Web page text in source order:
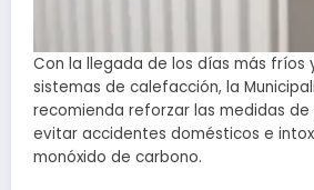
Con la llegada de los días más fríos
sistemas de calefacción, la
recomienda reforzar las medidas
evitar accidentes domésticos e
monóxido de carbono.